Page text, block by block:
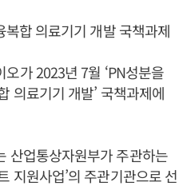
합 의료기기 개발 국책과제
가 2023년 7월 ‘PN성분을
의료기기 개발’ 국책과제에
산업통상자원부가 주관하는
지원사업’의 주관기관으로 선